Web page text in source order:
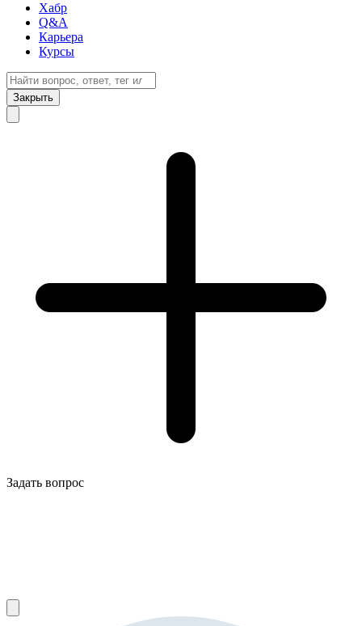
Хабр
Q&A
Карьера
Курсы
Закрыть
Задать вопрос